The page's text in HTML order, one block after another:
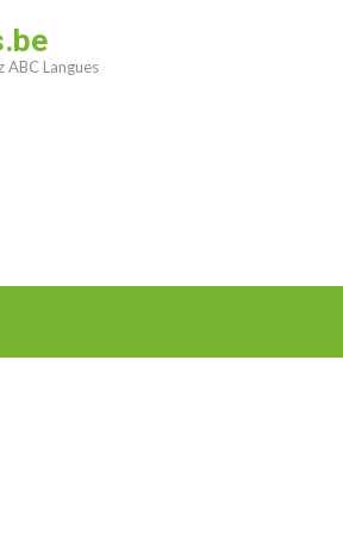
ABC Langues